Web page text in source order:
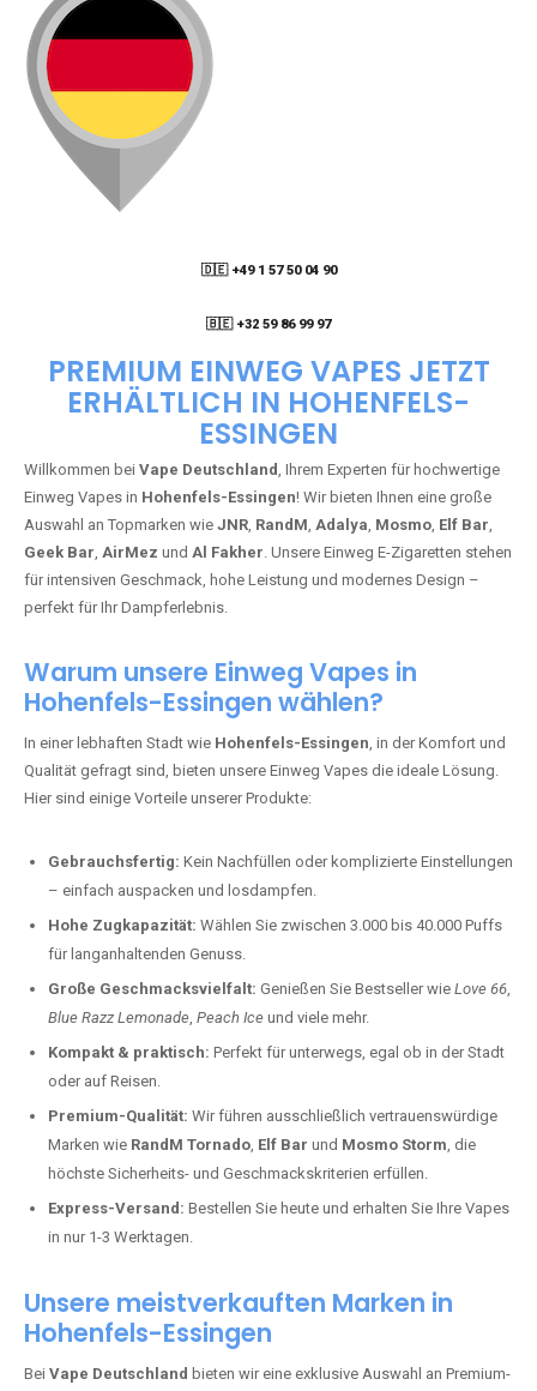
🇩🇪 +49 1 57 50 04 90
🇧🇪 +32 59 86 99 97
PREMIUM EINWEG VAPES JETZT
ERHÄLTLICH IN HOHENFELS-
ESSINGEN
Willkommen bei Vape Deutschland, Ihrem Experten für hochwertige
Einweg Vapes in Hohenfels-Essingen! Wir bieten Ihnen eine große
Auswahl an Topmarken wie JNR, RandM, Adalya, Mosmo, Elf Bar,
Geek Bar, AirMez und Al Fakher. Unsere Einweg E-Zigaretten stehen
für intensiven Geschmack, hohe Leistung und modernes Design –
perfekt für Ihr Dampferlebnis.
Warum unsere Einweg Vapes in
Hohenfels-Essingen wählen?
In einer lebhaften Stadt wie Hohenfels-Essingen, in der Komfort und
Qualität gefragt sind, bieten unsere Einweg Vapes die ideale Lösung.
Hier sind einige Vorteile unserer Produkte:
Gebrauchsfertig: Kein Nachfüllen oder komplizierte Einstellungen
– einfach auspacken und losdampfen.
Hohe Zugkapazität: Wählen Sie zwischen 3.000 bis 40.000 Puffs
für langanhaltenden Genuss.
Große Geschmacksvielfalt: Genießen Sie Bestseller wie Love 66,
Blue Razz Lemonade, Peach Ice und viele mehr.
Kompakt & praktisch: Perfekt für unterwegs, egal ob in der Stadt
oder auf Reisen.
Premium-Qualität: Wir führen ausschließlich vertrauenswürdige
Marken wie RandM Tornado, Elf Bar und Mosmo Storm, die
höchste Sicherheits- und Geschmackskriterien erfüllen.
Express-Versand: Bestellen Sie heute und erhalten Sie Ihre Vapes
in nur 1-3 Werktagen.
Unsere meistverkauften Marken in
Hohenfels-Essingen
Bei Vape Deutschland bieten wir eine exklusive Auswahl an Premium-